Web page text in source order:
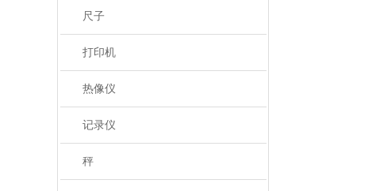
尺子
打印机
热像仪
记录仪
秤